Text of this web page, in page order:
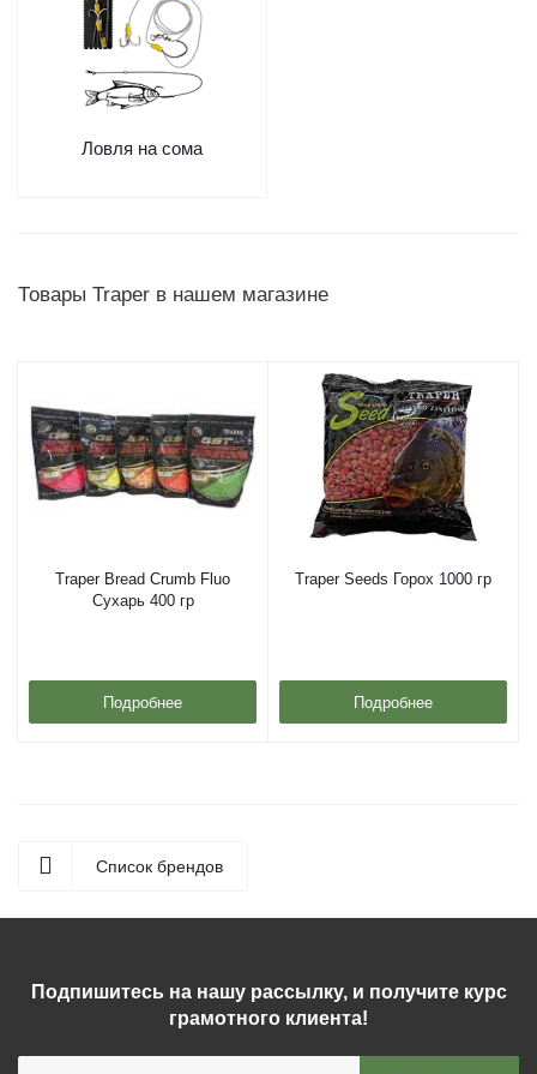
Ловля на сома
Товары Traper в нашем магазине
Traper Bread Crumb Fluo
Сухарь 400 гр
Подробнее
Traper Seeds Горох 1000 гр
Подробнее
Список брендов
Подпишитесь на нашу рассылку, и получите курс
грамотного клиента!